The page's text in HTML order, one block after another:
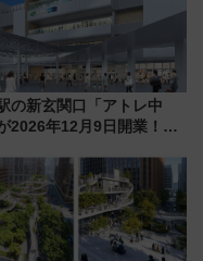
の新玄関口「アトレ中
2026年12月9日開業！新
ポット